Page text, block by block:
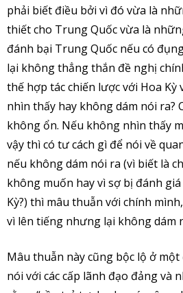
phải biết điều bởi vì đó vừa là
thiết cho Trung Quốc vừa là
đánh bại Trung Quốc nếu có
lại không thẳng thắn đề nghị
thế hợp tác chiến lược với Hoa Kỳ
nhìn thấy hay không dám nói ra?
không ổn. Nếu không nhìn thấy
vậy thì có tư cách gì để nói về
nếu không dám nói ra (vì biết là
không muốn hay vì sợ bị đánh giá
Kỳ?) thì mâu thuẫn với chính
vì lên tiếng nhưng lại không dám
Mâu thuẫn này cũng bộc lộ ở
nói với các cấp lãnh đạo đảng và